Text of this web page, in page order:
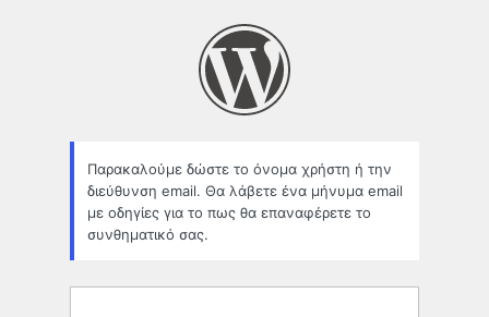
Παρακαλούμε δώστε το όνομα χρήστη ή την
διεύθυνση email. Θα λάβετε ένα μήνυμα email
με οδηγίες για το πως θα επαναφέρετε το
συνθηματικό σας.